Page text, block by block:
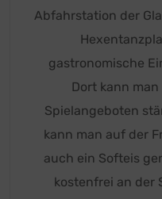
Abfahrstation der
gastronomische
Dort kann
Spielangeboten
kann man auf der
auch ein Softeis
kostenfrei an der